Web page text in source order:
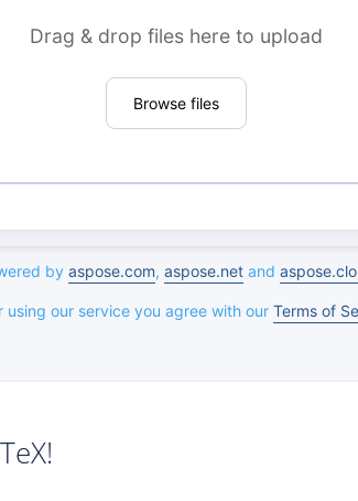
Drag & drop files here to upload
Browse files
by aspose.com, aspose.net and
using our service you agree with our Terms of